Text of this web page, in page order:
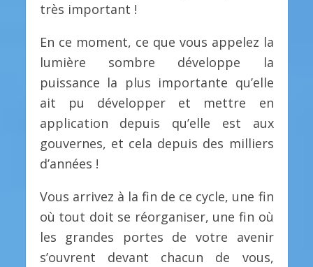
très important !
En ce moment, ce que vous appelez la
lumière sombre développe la
puissance la plus importante qu’elle
ait pu développer et mettre en
application depuis qu’elle est aux
gouvernes, et cela depuis des milliers
d’années !
Vous arrivez à la fin de ce cycle, une fin
où tout doit se réorganiser, une fin où
les grandes portes de votre avenir
s’ouvrent devant chacun de vous,